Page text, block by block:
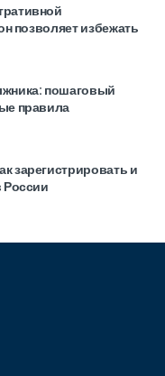
позволяет избежать
пошаговый
правила
зарегистрировать и
России